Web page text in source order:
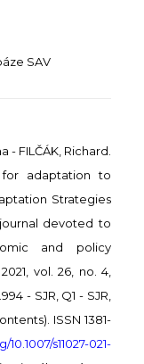
SAV
- FILČÁK, Richard.
for adaptation to
Strategies
devoted to
and policy
vol. 26, no. 4,
- SJR, Q1 - SJR,
ISSN 1381-
s11027-021-